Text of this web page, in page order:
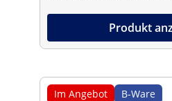
Produkt
Im Angebot B-Ware